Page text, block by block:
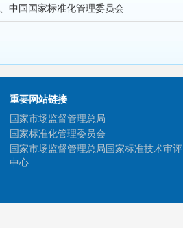
中国国家标准化管理委员会
重要网站链接
国家市场监督管理总局
国家标准化管理委员会
国家市场监督管理总局国家标准技术审评
中心